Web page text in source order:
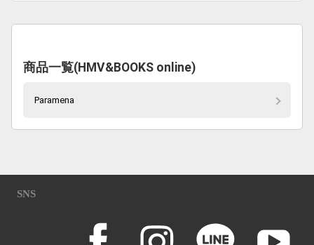
商品一覧(HMV&BOOKS online)
Paramena
SNS